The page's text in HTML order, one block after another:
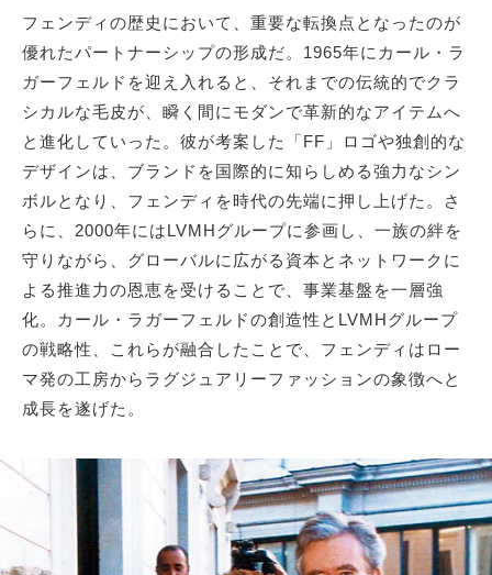
フェンディの歴史において、重要な転換点となったのが
優れたパートナーシップの形成だ。1965年にカール・ラ
ガーフェルドを迎え入れると、それまでの伝統的でクラ
シカルな毛皮が、瞬く間にモダンで革新的なアイテムへ
と進化していった。彼が考案した「FF」ロゴや独創的な
デザインは、ブランドを国際的に知らしめる強力なシン
ボルとなり、フェンディを時代の先端に押し上げた。さ
らに、2000年にはLVMHグループに参画し、一族の絆を
守りながら、グローバルに広がる資本とネットワークに
よる推進力の恩恵を受けることで、事業基盤を一層強
化。カール・ラガーフェルドの創造性とLVMHグループ
の戦略性、これらが融合したことで、フェンディはロー
マ発の工房からラグジュアリーファッションの象徴へと
成長を遂げた。